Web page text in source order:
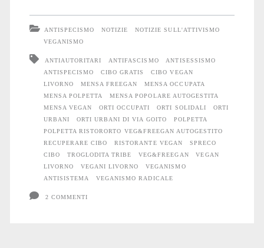
chi
non
ha
soldi
non
paga
ANTISPECISMO NOTIZIE
NOTIZIE SULL'ATTIVISMO
VEGANISMO
ANTIAUTORITARI ANTIFASCISMO
ANTISESSISMO
ANTISPECISMO
CIBO GRATIS
CIBO VEGAN
LIVORNO
MENSA FREEGAN
MENSA OCCUPATA
MENSA POLPETTA
MENSA POPOLARE AUTOGESTITA
MENSA VEGAN
ORTI OCCUPATI ORTI SOLIDALI
ORTI
URBANI
ORTI URBANI DI VIA GOITO
POLPETTA
POLPETTA RISTORORTO VEG&FREEGAN AUTOGESTITO
RECUPERARE CIBO
RISTORANTE VEGAN
SPRECO
CIBO
TROGLODITA TRIBE VEG&FREEGAN
VEGAN
LIVORNO
VEGANI LIVORNO
VEGANISMO
ANTISISTEMA
VEGANISMO RADICALE
2 COMMENTI